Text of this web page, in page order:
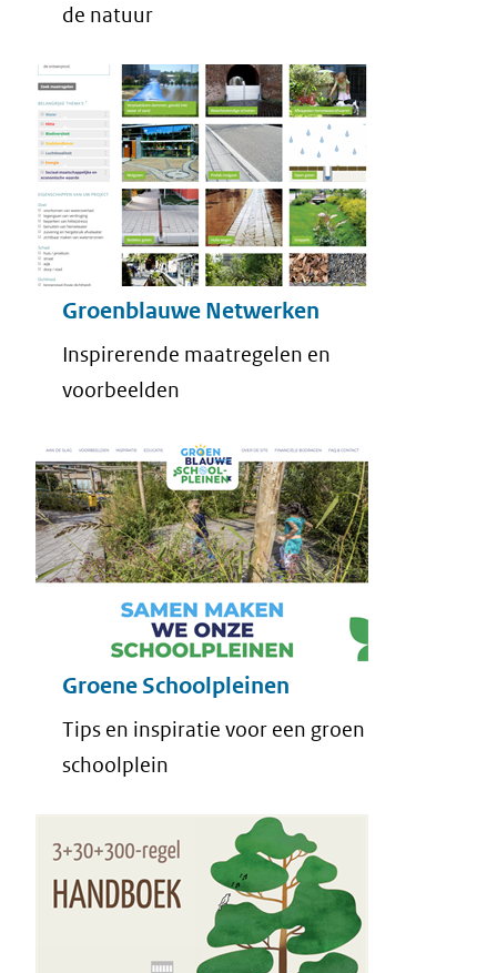
de natuur
Groenblauwe Netwerken
Inspirerende maatregelen en
voorbeelden
Groene Schoolpleinen
Tips en inspiratie voor een groen
schoolplein